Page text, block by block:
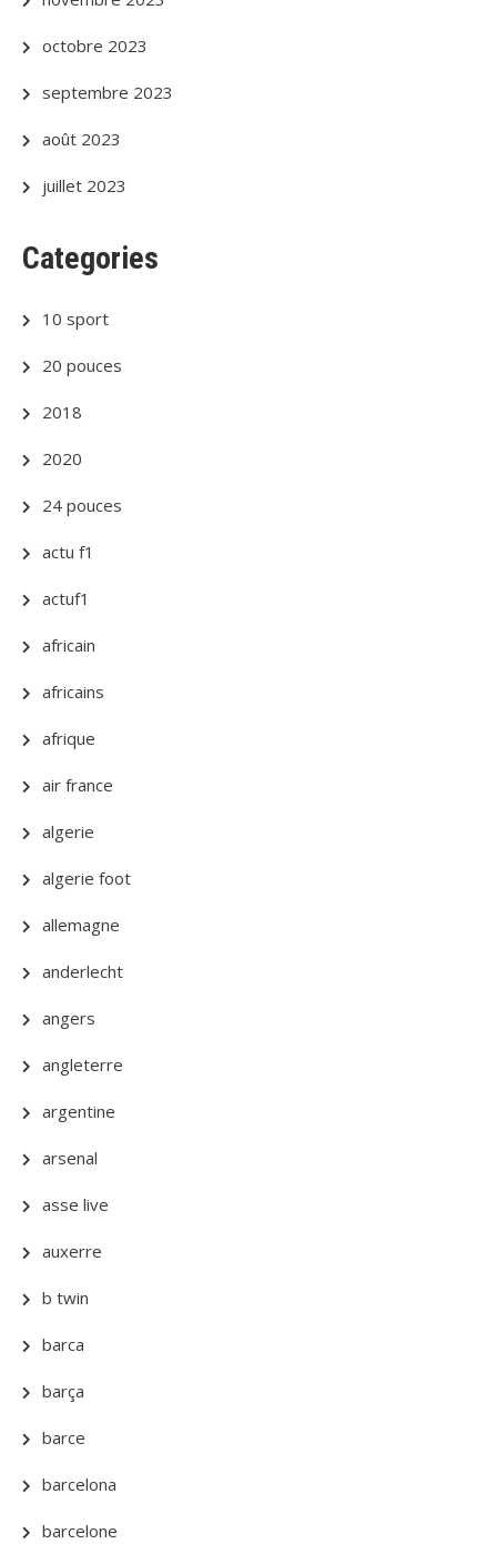
octobre 2023
septembre 2023
août 2023
juillet 2023
Categories
10 sport
20 pouces
2018
2020
24 pouces
actu f1
actuf1
africain
africains
afrique
air france
algerie
algerie foot
allemagne
anderlecht
angers
angleterre
argentine
arsenal
asse live
auxerre
b twin
barca
barça
barce
barcelona
barcelone